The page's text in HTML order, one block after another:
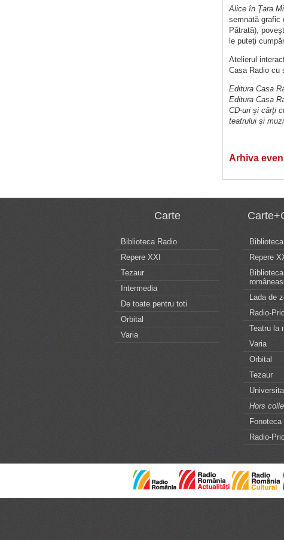
Alice în Ţara
semnată grafic
Pătrată),
le puteţi
Atelierul
Casa Radio cu
Editura Casa
Editura Casa
CD-uri şi cărţi
teatrului şi
Arhiva
Carte
Biblioteca Radio
Repere XXI
Tezaur
Intermedia
De toate pentru toti
Orbital
Varia
Repere
Lada de
Radio-
Teatru la
Varia
Orbital
Tezaur
Hors
Fonoteca
Radio-